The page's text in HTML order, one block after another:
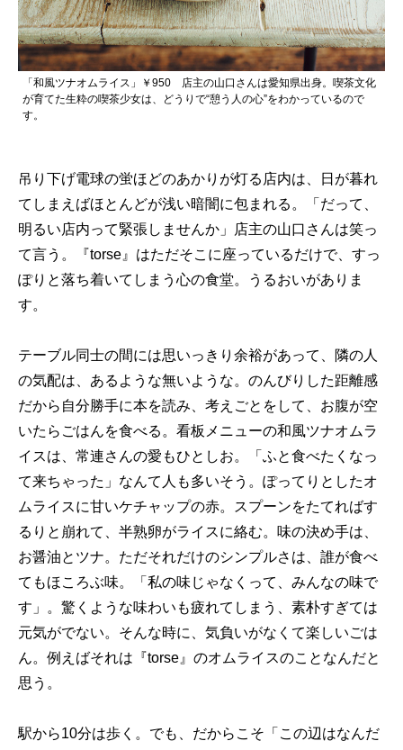
「和風ツナオムライス」￥950 店主の山口さんは愛知県出身。喫茶文化
が育てた生粋の喫茶少女は、どうりで“憩う人の心”をわかっているので
す。
吊り下げ電球の蛍ほどのあかりが灯る店内は、日が暮れ
てしまえばほとんどが浅い暗闇に包まれる。「だって、
明るい店内って緊張しませんか」店主の山口さんは笑っ
て言う。『torse』はただそこに座っているだけで、すっ
ぽりと落ち着いてしまう心の食堂。うるおいがありま
す。
テーブル同士の間には思いっきり余裕があって、隣の人
の気配は、あるような無いような。のんびりした距離感
だから自分勝手に本を読み、考えごとをして、お腹が空
いたらごはんを食べる。看板メニューの和風ツナオムラ
イスは、常連さんの愛もひとしお。「ふと食べたくなっ
て来ちゃった」なんて人も多いそう。ぽってりとしたオ
ムライスに甘いケチャップの赤。スプーンをたてればす
るりと崩れて、半熟卵がライスに絡む。味の決め手は、
お醤油とツナ。ただそれだけのシンプルさは、誰が食べ
てもほころぶ味。「私の味じゃなくって、みんなの味で
す」。驚くような味わいも疲れてしまう、素朴すぎては
元気がでない。そんな時に、気負いがなくて楽しいごは
ん。例えばそれは『torse』のオムライスのことなんだと
思う。
駅から10分は歩く。でも、だからこそ「この辺はなんだ